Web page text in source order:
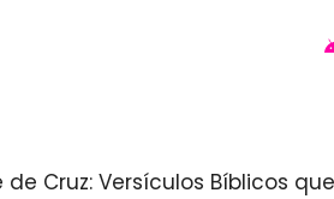
Cruz: Versículos Bíblicos